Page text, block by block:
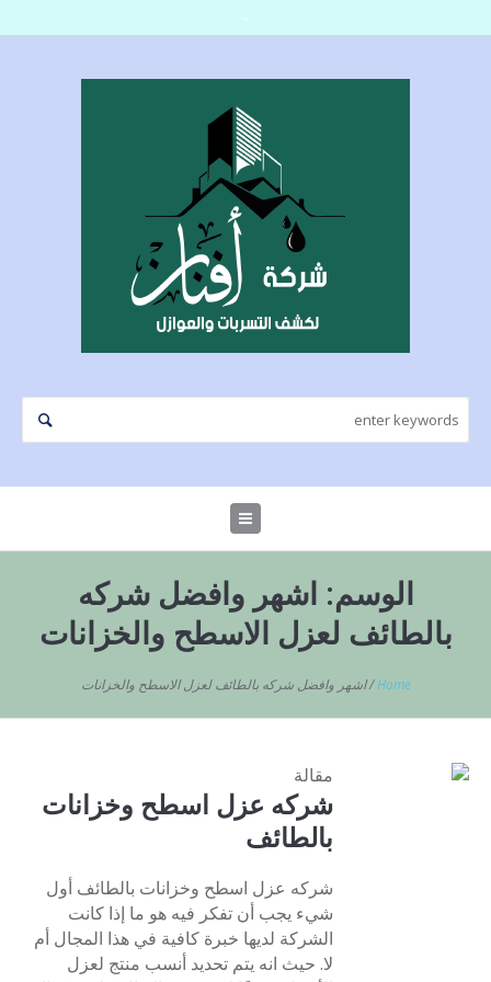
الوسم: اشهر وافضل شركه
بالطائف لعزل الاسطح والخزانات
Home
/اشهر وافضل شركه بالطائف لعزل الاسطح والخزانات
مقالة
شركه عزل اسطح وخزانات
بالطائف
شركه عزل اسطح وخزانات بالطائف أول
شيء يجب أن تفكر فيه هو ما إذا كانت
الشركة لديها خبرة كافية في هذا المجال أم
لا. حيث انه يتم تحديد أنسب منتج لعزل